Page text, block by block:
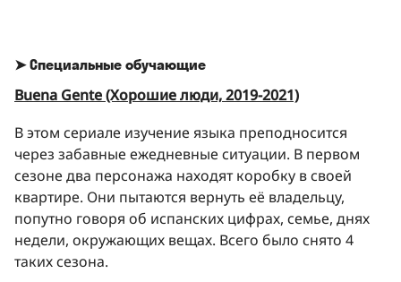
➤ Специальные обучающие
Buena Gente (Хорошие люди, 2019-2021)
В этом сериале изучение языка преподносится
через забавные ежедневные ситуации. В первом
сезоне два персонажа находят коробку в своей
квартире. Они пытаются вернуть её владельцу,
попутно говоря об испанских цифрах, семье, днях
недели, окружающих вещах. Всего было снято 4
таких сезона.